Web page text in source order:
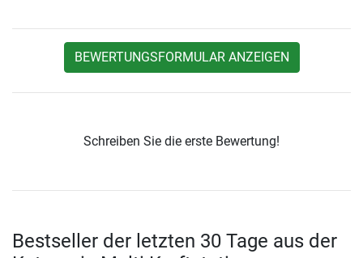
BEWERTUNGSFORMULAR ANZEIGEN
Schreiben Sie die erste Bewertung!
Bestseller der letzten 30 Tage aus der